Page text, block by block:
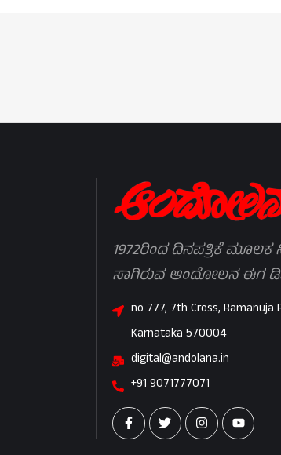
1972ರಿಂದ ದಿನಪತ್ರಿಕೆ ಮೂಲಕ
ಸಾಗಿರುವ ಆಂದೋಲನ ಈಗ
no 777, 7th Cross, Ramanuja
Karnataka 570004
digital@andolana.in
+91 9071777071